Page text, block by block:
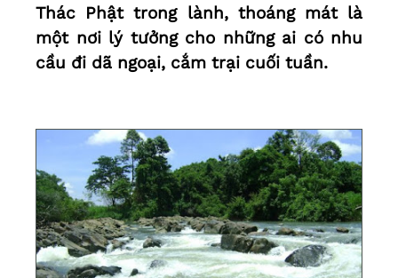
Thác Phật trong lành, thoáng mát là
một nơi lý tưởng cho những ai có nhu
cầu đi dã ngoại, cắm trại cuối tuần.